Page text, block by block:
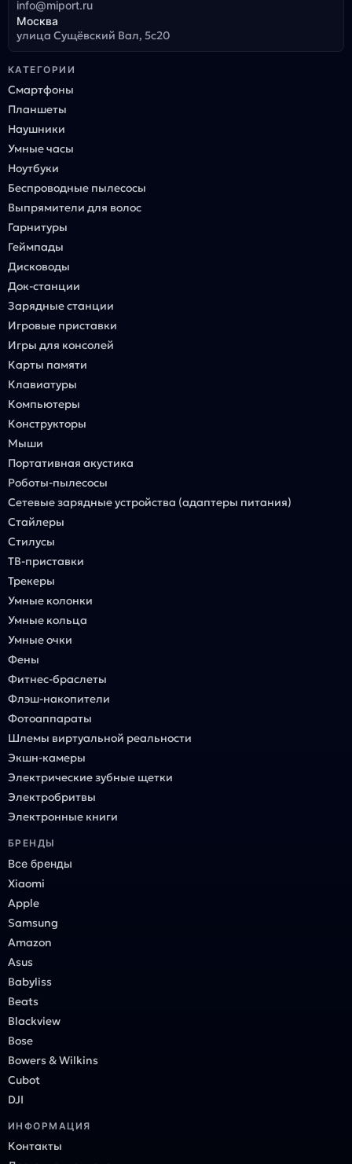
info@miport.ru
Москва
улица Сущёвский Вал, 5с20
КАТЕГОРИИ
Смартфоны
Планшеты
Наушники
Умные часы
Ноутбуки
Беспроводные пылесосы
Выпрямители для волос
Гарнитуры
Геймпады
Дисководы
Док-станции
Зарядные станции
Игровые приставки
Игры для консолей
Карты памяти
Клавиатуры
Компьютеры
Конструкторы
Мыши
Портативная акустика
Роботы-пылесосы
Сетевые зарядные устройства (адаптеры питания)
Стайлеры
Стилусы
ТВ-приставки
Трекеры
Умные колонки
Умные кольца
Умные очки
Фены
Фитнес-браслеты
Флэш-накопители
Фотоаппараты
Шлемы виртуальной реальности
Экшн-камеры
Электрические зубные щетки
Электробритвы
Электронные книги
БРЕНДЫ
Все бренды
Xiaomi
Apple
Samsung
Amazon
Asus
Babyliss
Beats
Blackview
Bose
Bowers & Wilkins
Cubot
DJI
ИНФОРМАЦИЯ
Контакты